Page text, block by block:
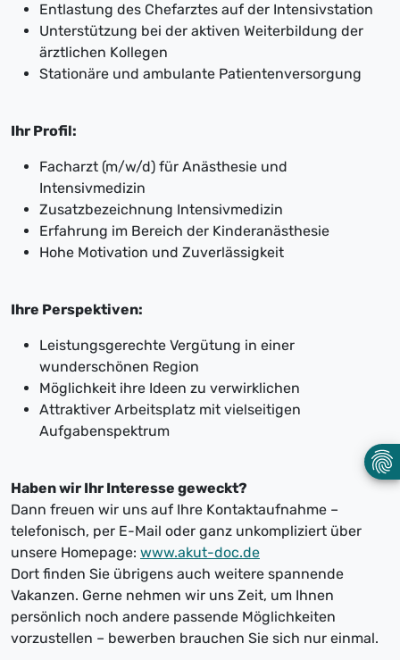
Entlastung des Chefarztes auf der Intensivstation
Unterstützung bei der aktiven Weiterbildung der
ärztlichen Kollegen
Stationäre und ambulante Patientenversorgung
Ihr Profil:
Facharzt (m/w/d) für Anästhesie und
Intensivmedizin
Zusatzbezeichnung Intensivmedizin
Erfahrung im Bereich der Kinderanästhesie
Hohe Motivation und Zuverlässigkeit
Ihre Perspektiven:
Leistungsgerechte Vergütung in einer
wunderschönen Region
Möglichkeit ihre Ideen zu verwirklichen
Attraktiver Arbeitsplatz mit vielseitigen
Aufgabenspektrum
Haben wir Ihr Interesse geweckt?
Dann freuen wir uns auf Ihre Kontaktaufnahme –
telefonisch, per E-Mail oder ganz unkompliziert über
unsere Homepage: www.akut-doc.de
Dort finden Sie übrigens auch weitere spannende
Vakanzen. Gerne nehmen wir uns Zeit, um Ihnen
persönlich noch andere passende Möglichkeiten
vorzustellen – bewerben brauchen Sie sich nur einmal.